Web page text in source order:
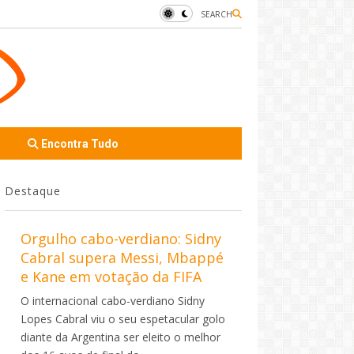
SEARCH
Encontra Tudo
Destaque
Orgulho cabo-verdiano: Sidny
Cabral supera Messi, Mbappé
e Kane em votação da FIFA
O internacional cabo-verdiano Sidny
Lopes Cabral viu o seu espetacular golo
diante da Argentina ser eleito o melhor